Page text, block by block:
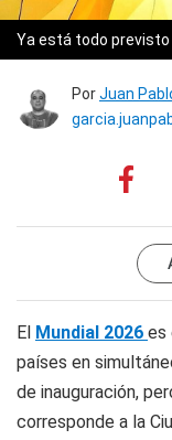
Ya está todo previsto
PorJuan
El Mundial 2026 es
países en
de inauguración,
corresponde a la